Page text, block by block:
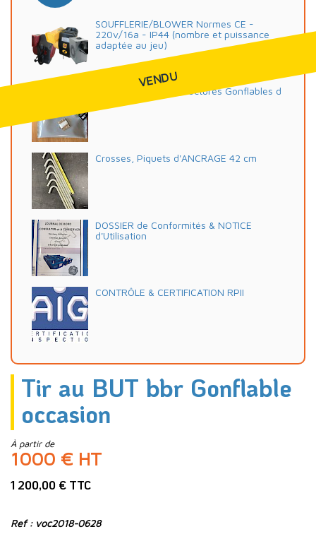
VENDU
SOUFFLERIE/BLOWER Normes CE -
220v/16a - IP44 (nombre et puissance
adaptée au jeu)
Kit REPARATIONS Structures Gonflables d
Crosses, Piquets d'ANCRAGE 42 cm
DOSSIER de Conformités & NOTICE
d'Utilisation
CONTRÔLE & CERTIFICATION RPII
Tir au BUT bbr Gonflable
occasion
À partir de
1000 € HT
1 200,00 € TTC
Ref : voc2018-0628